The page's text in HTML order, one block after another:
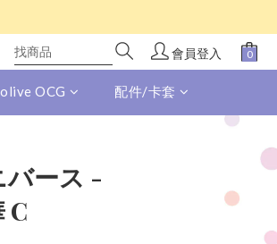
會員登入
OCG 配件/卡套
バース -
C